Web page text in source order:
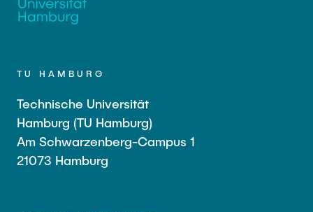
TU HAMBURG
Technische Universität
Hamburg (TU Hamburg)
Am Schwarzenberg-Campus 1
21073 Hamburg